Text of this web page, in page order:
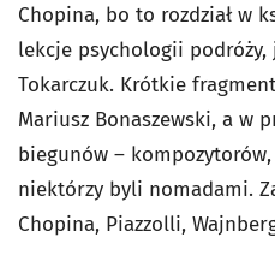
Chopina, bo to rozdział w
lekcje psychologii
Tokarczuk. Krótkie
Mariusz Bonaszewski, a w
biegunów –
niektórzy byli nomadami.
Chopina, Piazzolli,